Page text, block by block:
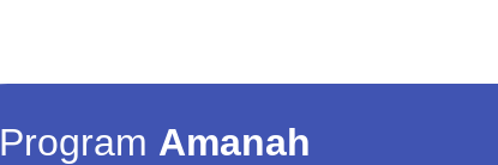
Program Amanah